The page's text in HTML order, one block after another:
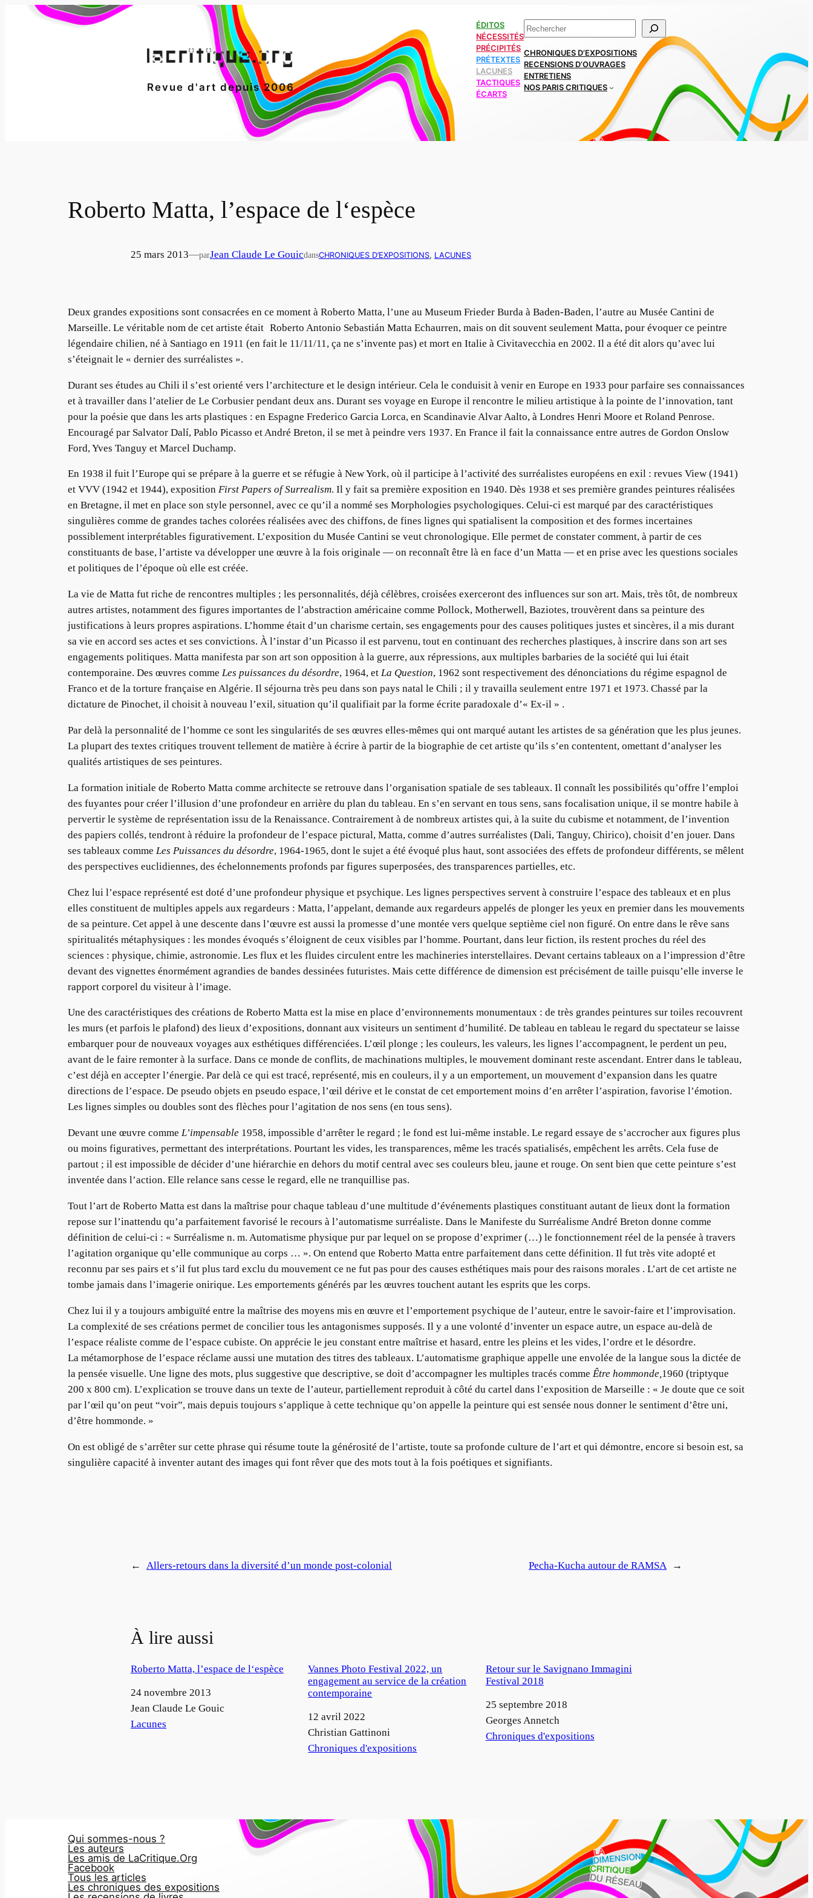
Revue d'art depuis 2006
ÉDITOS
NÉCESSITÉS
PRÉCIPITÉS
PRÉTEXTES
LACUNES
TACTIQUES
ÉCARTS
Rechercher
CHRONIQUES D’EXPOSITIONS
RECENSIONS D’OUVRAGES
ENTRETIENS
NOS PARIS CRITIQUES
Roberto Matta, l’espace de l‘espèce
25 mars 2013—parJean Claude Le GouicdansCHRONIQUES D’EXPOSITIONS, LACUNES
Deux grandes expositions sont consacrées en ce moment à Roberto Matta, l’une au Museum Frieder Burda à Baden-Baden, l’autre au Musée Cantini de
Marseille. Le véritable nom de cet artiste était Roberto Antonio Sebastián Matta Echaurren, mais on dit souvent seulement Matta, pour évoquer ce peintre
légendaire chilien, né à Santiago en 1911 (en fait le 11/11/11, ça ne s’invente pas) et mort en Italie à Civitavecchia en 2002. Il a été dit alors qu’avec lui
s’éteignait le « dernier des surréalistes ».
Durant ses études au Chili il s’est orienté vers l’architecture et le design intérieur. Cela le conduisit à venir en Europe en 1933 pour parfaire ses connaissances
et à travailler dans l’atelier de Le Corbusier pendant deux ans. Durant ses voyage en Europe il rencontre le milieu artistique à la pointe de l’innovation, tant
pour la poésie que dans les arts plastiques : en Espagne Frederico Garcia Lorca, en Scandinavie Alvar Aalto, à Londres Henri Moore et Roland Penrose.
Encouragé par Salvator Dalí, Pablo Picasso et André Breton, il se met à peindre vers 1937. En France il fait la connaissance entre autres de Gordon Onslow
Ford, Yves Tanguy et Marcel Duchamp.
En 1938 il fuit l’Europe qui se prépare à la guerre et se réfugie à New York, où il participe à l’activité des surréalistes européens en exil : revues View (1941)
et VVV (1942 et 1944), exposition First Papers of Surrealism. Il y fait sa première exposition en 1940. Dès 1938 et ses première grandes peintures réalisées
en Bretagne, il met en place son style personnel, avec ce qu’il a nommé ses Morphologies psychologiques. Celui-ci est marqué par des caractéristiques
singulières comme de grandes taches colorées réalisées avec des chiffons, de fines lignes qui spatialisent la composition et des formes incertaines
possiblement interprétables figurativement. L’exposition du Musée Cantini se veut chronologique. Elle permet de constater comment, à partir de ces
constituants de base, l’artiste va développer une œuvre à la fois originale — on reconnaît être là en face d’un Matta — et en prise avec les questions sociales
et politiques de l’époque où elle est créée.
La vie de Matta fut riche de rencontres multiples ; les personnalités, déjà célèbres, croisées exerceront des influences sur son art. Mais, très tôt, de nombreux
autres artistes, notamment des figures importantes de l’abstraction américaine comme Pollock, Motherwell, Baziotes, trouvèrent dans sa peinture des
justifications à leurs propres aspirations. L’homme était d’un charisme certain, ses engagements pour des causes politiques justes et sincères, il a mis durant
sa vie en accord ses actes et ses convictions. À l’instar d’un Picasso il est parvenu, tout en continuant des recherches plastiques, à inscrire dans son art ses
engagements politiques. Matta manifesta par son art son opposition à la guerre, aux répressions, aux multiples barbaries de la société qui lui était
contemporaine. Des œuvres comme Les puissances du désordre, 1964, et La Question, 1962 sont respectivement des dénonciations du régime espagnol de
Franco et de la torture française en Algérie. Il séjourna très peu dans son pays natal le Chili ; il y travailla seulement entre 1971 et 1973. Chassé par la
dictature de Pinochet, il choisit à nouveau l’exil, situation qu’il qualifiait par la forme écrite paradoxale d’« Ex-il » .
Par delà la personnalité de l’homme ce sont les singularités de ses œuvres elles-mêmes qui ont marqué autant les artistes de sa génération que les plus jeunes.
La plupart des textes critiques trouvent tellement de matière à écrire à partir de la biographie de cet artiste qu’ils s’en contentent, omettant d’analyser les
qualités artistiques de ses peintures.
La formation initiale de Roberto Matta comme architecte se retrouve dans l’organisation spatiale de ses tableaux. Il connaît les possibilités qu’offre l’emploi
des fuyantes pour créer l’illusion d’une profondeur en arrière du plan du tableau. En s’en servant en tous sens, sans focalisation unique, il se montre habile à
pervertir le système de représentation issu de la Renaissance. Contrairement à de nombreux artistes qui, à la suite du cubisme et notamment, de l’invention
des papiers collés, tendront à réduire la profondeur de l’espace pictural, Matta, comme d’autres surréalistes (Dali, Tanguy, Chirico), choisit d’en jouer. Dans
ses tableaux comme Les Puissances du désordre, 1964-1965, dont le sujet a été évoqué plus haut, sont associées des effets de profondeur différents, se mêlent
des perspectives euclidiennes, des échelonnements profonds par figures superposées, des transparences partielles, etc.
Chez lui l’espace représenté est doté d’une profondeur physique et psychique. Les lignes perspectives servent à construire l’espace des tableaux et en plus
elles constituent de multiples appels aux regardeurs : Matta, l’appelant, demande aux regardeurs appelés de plonger les yeux en premier dans les mouvements
de sa peinture. Cet appel à une descente dans l’œuvre est aussi la promesse d’une montée vers quelque septième ciel non figuré. On entre dans le rêve sans
spiritualités métaphysiques : les mondes évoqués s’éloignent de ceux visibles par l’homme. Pourtant, dans leur fiction, ils restent proches du réel des
sciences : physique, chimie, astronomie. Les flux et les fluides circulent entre les machineries interstellaires. Devant certains tableaux on a l’impression d’être
devant des vignettes énormément agrandies de bandes dessinées futuristes. Mais cette différence de dimension est précisément de taille puisqu’elle inverse le
rapport corporel du visiteur à l’image.
Une des caractéristiques des créations de Roberto Matta est la mise en place d’environnements monumentaux : de très grandes peintures sur toiles recouvrent
les murs (et parfois le plafond) des lieux d’expositions, donnant aux visiteurs un sentiment d’humilité. De tableau en tableau le regard du spectateur se laisse
embarquer pour de nouveaux voyages aux esthétiques différenciées. L’œil plonge ; les couleurs, les valeurs, les lignes l’accompagnent, le perdent un peu,
avant de le faire remonter à la surface. Dans ce monde de conflits, de machinations multiples, le mouvement dominant reste ascendant. Entrer dans le tableau,
c’est déjà en accepter l’énergie. Par delà ce qui est tracé, représenté, mis en couleurs, il y a un emportement, un mouvement d’expansion dans les quatre
directions de l’espace. De pseudo objets en pseudo espace, l’œil dérive et le constat de cet emportement moins d’en arrêter l’aspiration, favorise l’émotion.
Les lignes simples ou doubles sont des flèches pour l’agitation de nos sens (en tous sens).
Devant une œuvre comme L’impensable 1958, impossible d’arrêter le regard ; le fond est lui-même instable. Le regard essaye de s’accrocher aux figures plus
ou moins figuratives, permettant des interprétations. Pourtant les vides, les transparences, même les tracés spatialisés, empêchent les arrêts. Cela fuse de
partout ; il est impossible de décider d’une hiérarchie en dehors du motif central avec ses couleurs bleu, jaune et rouge. On sent bien que cette peinture s’est
inventée dans l’action. Elle relance sans cesse le regard, elle ne tranquillise pas.
Tout l’art de Roberto Matta est dans la maîtrise pour chaque tableau d’une multitude d’événements plastiques constituant autant de lieux dont la formation
repose sur l’inattendu qu’a parfaitement favorisé le recours à l’automatisme surréaliste. Dans le Manifeste du Surréalisme André Breton donne comme
définition de celui-ci : « Surréalisme n. m. Automatisme physique pur par lequel on se propose d’exprimer (…) le fonctionnement réel de la pensée à travers
l’agitation organique qu’elle communique au corps … ». On entend que Roberto Matta entre parfaitement dans cette définition. Il fut très vite adopté et
reconnu par ses pairs et s’il fut plus tard exclu du mouvement ce ne fut pas pour des causes esthétiques mais pour des raisons morales . L’art de cet artiste ne
tombe jamais dans l’imagerie onirique. Les emportements générés par les œuvres touchent autant les esprits que les corps.
Chez lui il y a toujours ambiguïté entre la maîtrise des moyens mis en œuvre et l’emportement psychique de l’auteur, entre le savoir-faire et l’improvisation.
La complexité de ses créations permet de concilier tous les antagonismes supposés. Il y a une volonté d’inventer un espace autre, un espace au-delà de
l’espace réaliste comme de l’espace cubiste. On apprécie le jeu constant entre maîtrise et hasard, entre les pleins et les vides, l’ordre et le désordre.
La métamorphose de l’espace réclame aussi une mutation des titres des tableaux. L’automatisme graphique appelle une envolée de la langue sous la dictée de
la pensée visuelle. Une ligne des mots, plus suggestive que descriptive, se doit d’accompagner les multiples tracés comme Être hommonde, 1960 (triptyque
200 x 800 cm). L’explication se trouve dans un texte de l’auteur, partiellement reproduit à côté du cartel dans l’exposition de Marseille : « Je doute que ce soit
par l’œil qu’on peut “voir”, mais depuis toujours s’applique à cette technique qu’on appelle la peinture qui est sensée nous donner le sentiment d’être uni,
d’être hommonde. »
On est obligé de s’arrêter sur cette phrase qui résume toute la générosité de l’artiste, toute sa profonde culture de l’art et qui démontre, encore si besoin est, sa
singulière capacité à inventer autant des images qui font rêver que des mots tout à la fois poétiques et signifiants.
← Allers-retours dans la diversité d’un monde post-colonial Pecha-Kucha autour de RAMSA →
À lire aussi
Roberto Matta, l’espace de l‘espèce
Date
24 novembre 2013
Auteur
Jean Claude Le Gouic
Par rapport à
Lacunes
Vannes Photo Festival 2022, un
engagement au service de la création
contemporaine
Date
12 avril 2022
Auteur
Christian Gattinoni
Par rapport à
Chroniques d'expositions
Retour sur le Savignano Immagini
Festival 2018
Date
25 septembre 2018
Auteur
Georges Annetch
Par rapport à
Chroniques d'expositions
Qui sommes-nous ?
Les auteurs
Les amis de LaCritique.Org
Facebook
Tous les articles
Les chroniques des expositions